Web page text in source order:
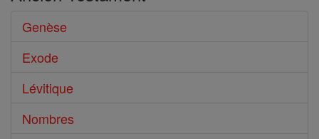
Genèse
Exode
Lévitique
Nombres